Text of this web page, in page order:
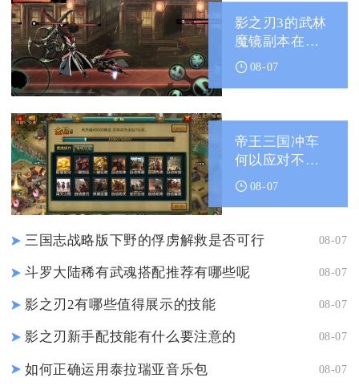
影之刃3的武林
魔镜副本在哪
里找08-07
帝王三国冲车
何以应对不被
顶翻的挑战
08-07
三国志战略版下野的俘虏解救是否可行 08-07
斗罗大陆稀有武魂搭配推荐有哪些呢 08-07
影之刃2有哪些值得展示的技能 08-07
影之刃新手配技能有什么要注意的 08-07
如何正确运用泰拉瑞亚音乐包 08-07